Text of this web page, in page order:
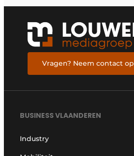
Vragen? Neem contact op
BUSINESS VLAANDEREN
Industry